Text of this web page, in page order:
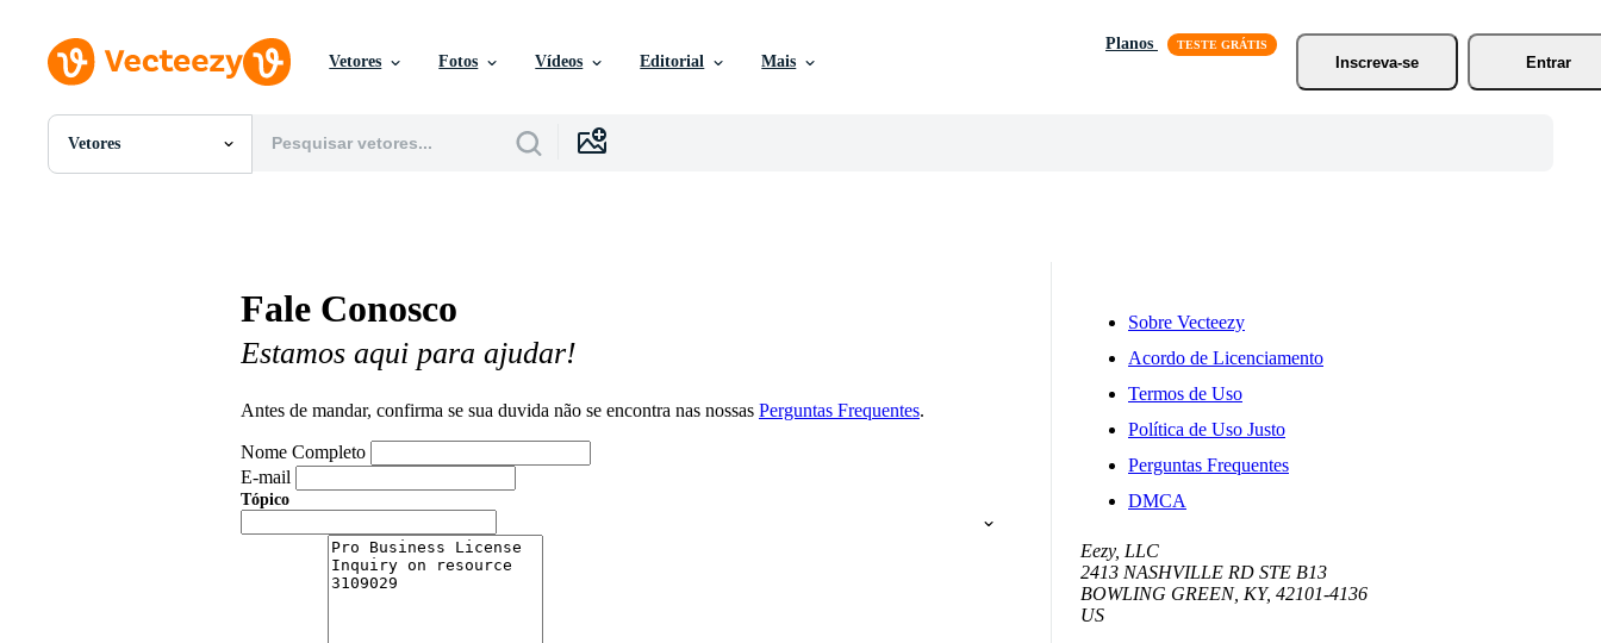
Vetores Fotos Vídeos Editorial Mais
Planos
Inscreva-se
Entrar
Vetores
Todas Imagens
Fale Conosco
Estamos aqui para ajudar!
Antes de mandar, confirma se sua duvida não se encontra nas nossas Perguntas Frequentes.
Nome Completo
E-mail
Tópico
Sobre Vecteezy
Acordo de Licenciamento
Termos de Uso
Política de Uso Justo
Perguntas Frequentes
DMCA
Eezy, LLC
2413 NASHVILLE RD STE B13
BOWLING GREEN, KY, 42101-4136
US